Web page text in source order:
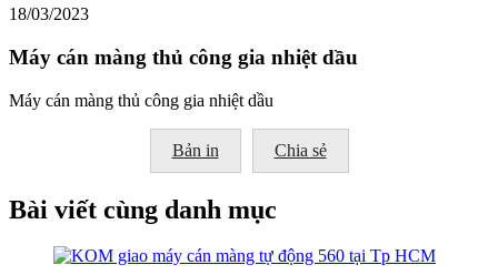
18/03/2023
Máy cán màng thủ công gia nhiệt dầu
Máy cán màng thủ công gia nhiệt dầu
Bản in Chia sẻ
Bài viết cùng danh mục